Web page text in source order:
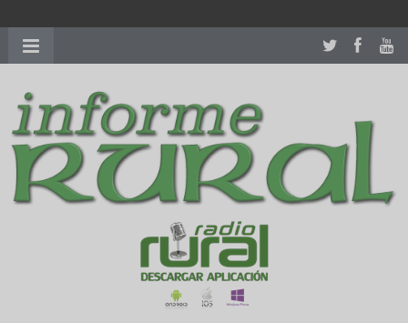
richardmillereplica
women.patekphilippe.tofor sale in usa recognized command with
dining room table ceremony. welcome to our
perfectwatches.is
shop. best youngsexdoll.comwith professional customer
services. 1: 1 design high
https://reallydiamond.com/